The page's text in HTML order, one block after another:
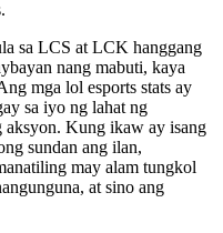
sa LCS at LCK hanggang
nang mabuti, kaya
mga lol esports stats ay
sa iyo ng lahat ng
aksyon. Kung ikaw ay isang
sundan ang ilan,
may alam tungkol
at sino ang